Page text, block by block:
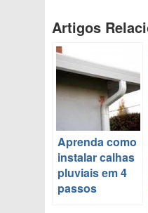
Artigos
Aprenda como
instalar calhas
pluviais em 4
passos